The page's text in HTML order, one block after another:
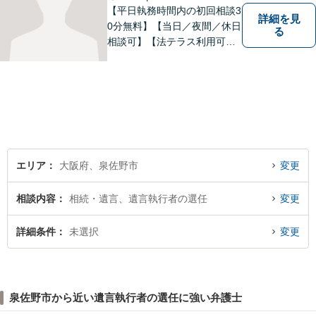
【平日執務時間内の初回相談3
0分無料】【当日／夜間／休日
相談可】【法テラス利用可】
詳細を見
る
エリア 大阪府、泉佐野市 変更
相談内容 相続・遺言、遺言執行者の選任 変更
詳細条件 未選択 変更
泉佐野市から近い遺言執行者の選任に強い弁護士